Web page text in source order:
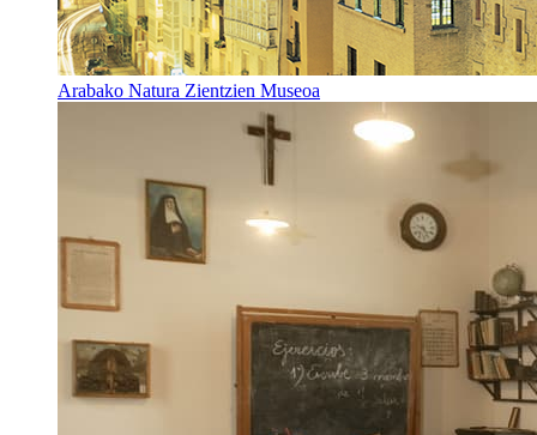
Arabako Natura Zientzien Museoa